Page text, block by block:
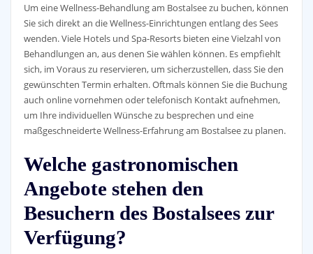
Um eine Wellness-Behandlung am Bostalsee zu buchen, können
Sie sich direkt an die Wellness-Einrichtungen entlang des Sees
wenden. Viele Hotels und Spa-Resorts bieten eine Vielzahl von
Behandlungen an, aus denen Sie wählen können. Es empfiehlt
sich, im Voraus zu reservieren, um sicherzustellen, dass Sie den
gewünschten Termin erhalten. Oftmals können Sie die Buchung
auch online vornehmen oder telefonisch Kontakt aufnehmen,
um Ihre individuellen Wünsche zu besprechen und eine
maßgeschneiderte Wellness-Erfahrung am Bostalsee zu planen.
Welche gastronomischen
Angebote stehen den
Besuchern des Bostalsees zur
Verfügung?